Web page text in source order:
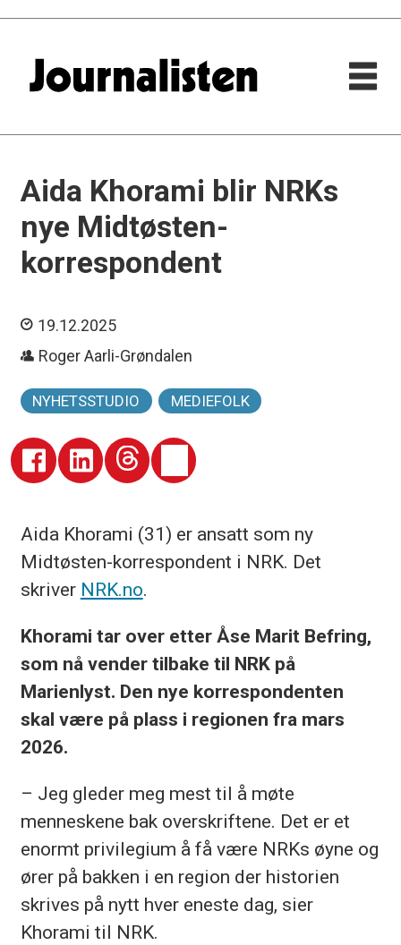
Aida Khorami blir NRKs
nye Midtøsten-
korrespondent
19.12.2025
Roger Aarli-Grøndalen
NYHETSSTUDIO MEDIEFOLK
Aida Khorami (31) er ansatt som ny
Midtøsten-korrespondent i NRK. Det
skriver NRK.no.
Khorami tar over etter Åse Marit Befring,
som nå vender tilbake til NRK på
Marienlyst. Den nye korrespondenten
skal være på plass i regionen fra mars
2026.
– Jeg gleder meg mest til å møte
menneskene bak overskriftene. Det er et
enormt privilegium å få være NRKs øyne og
ører på bakken i en region der historien
skrives på nytt hver eneste dag, sier
Khorami til NRK.